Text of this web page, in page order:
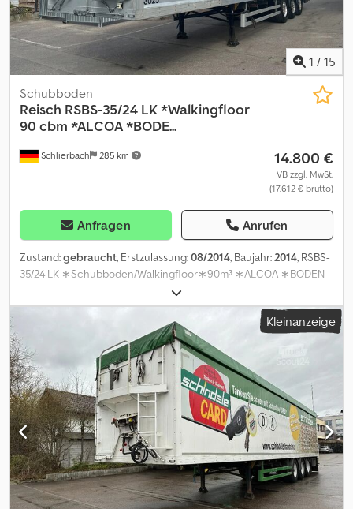
Bühler, um weitere Informationen zu erhalten.
1 / 15
Schlierbach 285 km
Schubboden
Reisch RSBS-35/24 LK *Walkingfloor
90 cbm *ALCOA *BODE...
14.800 €
VB zzgl. MwSt.
(17.612 € brutto)
Anfragen Anrufen
Zustand:gebraucht, Erstzulassung:08/2014, Baujahr:2014, RSBS-
35/24 LK ∗Schubboden/Walkingfloor∗90m³ ∗ALCOA ∗BODEN
TOP! BODEN: SEHR GUTER ZUSTAND! Aufbau: Vollaluminium
Rahmen: Stahl 90 m³ Volumen Portaltüren hinten 3 x SAF Achsen
luftgefedert Liftachse Hebe- /Senkanlage Scheibenbremsen
Podest Rollplane ALU-Schiebewand hydr. Verriegelung WABCO -
Smartboard Dodpfx Abszb Ix Noqjkr ABS ALCOA - Felgen
Bereifung: 385/65 R 22.5 Profiltiefe 17/13 10/10 6/6 mm GG.: 35.000
kg Leergewicht: 8.200 kg Gesamtlänge: 14.050 mm Innenmaße:
13.3700 x 2.470 x 2.720 mm (LxBxH) - deutscher Auflieger! - 1. Hand
- HU: : auf Wunsch und gg. Aufpreis neu! Irrtümer und
Zwischenverkauf vorbehaltlich!
Kleinanzeige